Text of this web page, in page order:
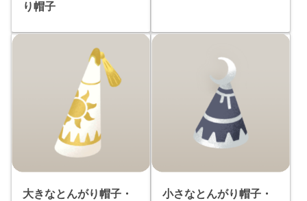
り帽子
大きなとんがり帽子・
小さなとんがり帽子・